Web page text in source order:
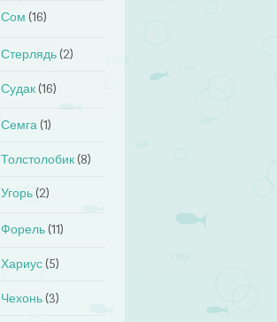
Сом (16)
Стерлядь (2)
Судак (16)
Семга (1)
Толстолобик (8)
Угорь (2)
Форель (11)
Хариус (5)
Чехонь (3)